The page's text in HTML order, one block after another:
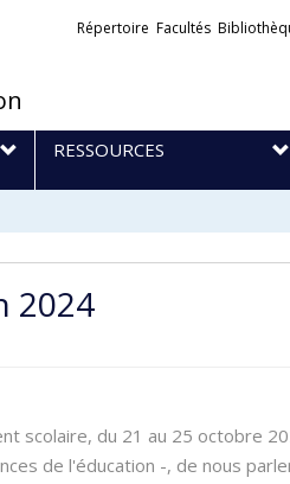
Liens
Répertoire Facultés
RESSOURCES
2024
scolaire, du 21 au 25 octobre
de l'éducation -, de nous